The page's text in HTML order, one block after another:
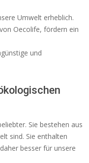
Umwelt erheblich.
Oecolife, fördern ein
und
Sie bestehen aus
sind. Sie enthalten
besser für unsere